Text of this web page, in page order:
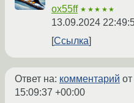
ox55ff ★★★★★
13.09.2024
Ссылка
Ответ на: комментарий
15:09:37 +00:00